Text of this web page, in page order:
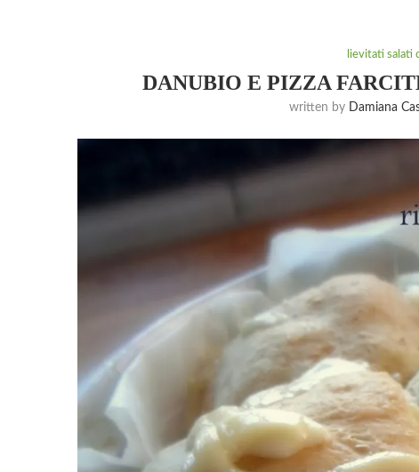
lievitati salati
DANUBIO E PIZZA
written by Damiana